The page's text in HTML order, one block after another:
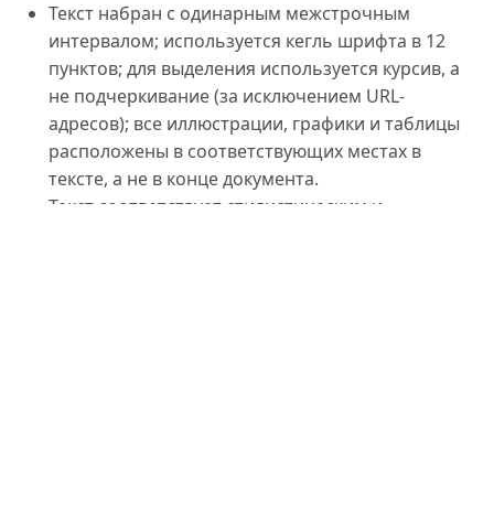
Текст набран с одинарным межстрочным
интервалом; используется кегль шрифта в 12
пунктов; для выделения используется курсив, а
не подчеркивание (за исключением URL-
адресов); все иллюстрации, графики и таблицы
расположены в соответствующих местах в
тексте, а не в конце документа.
Текст соответствует стилистическим и